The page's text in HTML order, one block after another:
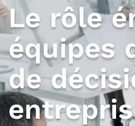
Le rôle
équipes
de